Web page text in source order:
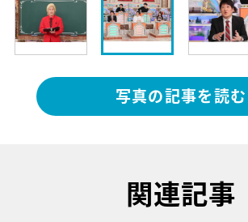
写真の記事を読む
関連記事